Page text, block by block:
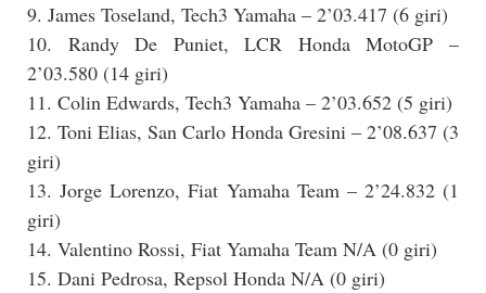
9. James Toseland, Tech3 Yamaha – 2’03.417 (6 giri)
10. Randy De Puniet, LCR Honda MotoGP –
2’03.580 (14 giri)
11. Colin Edwards, Tech3 Yamaha – 2’03.652 (5 giri)
12. Toni Elias, San Carlo Honda Gresini – 2’08.637 (3
giri)
13. Jorge Lorenzo, Fiat Yamaha Team – 2’24.832 (1
giri)
14. Valentino Rossi, Fiat Yamaha Team N/A (0 giri)
15. Dani Pedrosa, Repsol Honda N/A (0 giri)